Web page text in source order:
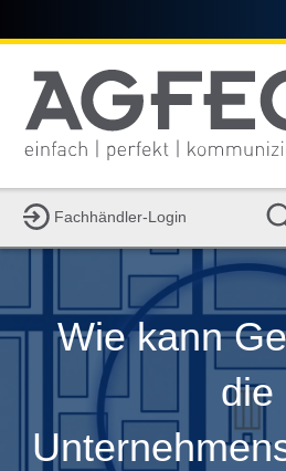
Fachhändler-Login
Wie kann
die